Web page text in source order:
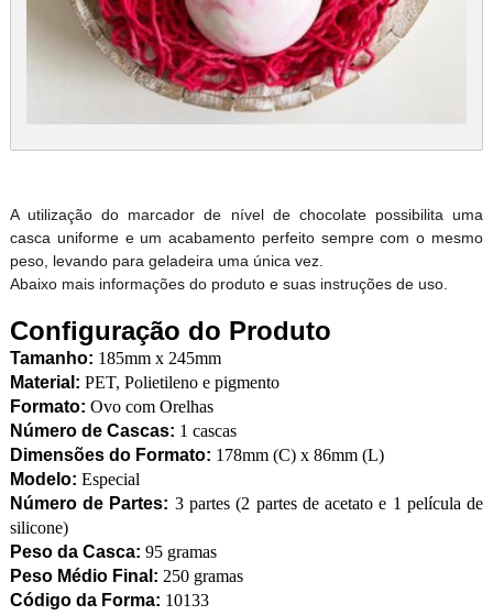
A utilização do marcador de nível de chocolate possibilita uma
casca uniforme e um acabamento perfeito sempre com o mesmo
peso, levando para geladeira uma única vez.
Abaixo mais informações do produto e suas instruções de uso.
Configuração do Produto
Tamanho: 185mm x 245mm
Material: PET, Polietileno e pigmento
Formato: Ovo com Orelhas
Número de Cascas: 1 cascas
Dimensões do Formato: 178mm (C) x 86mm (L)
Modelo: Especial
Número de Partes: 3 partes (2 partes de acetato e 1 película de
silicone)
Peso da Casca: 95 gramas
Peso Médio Final: 250 gramas
Código da Forma: 10133